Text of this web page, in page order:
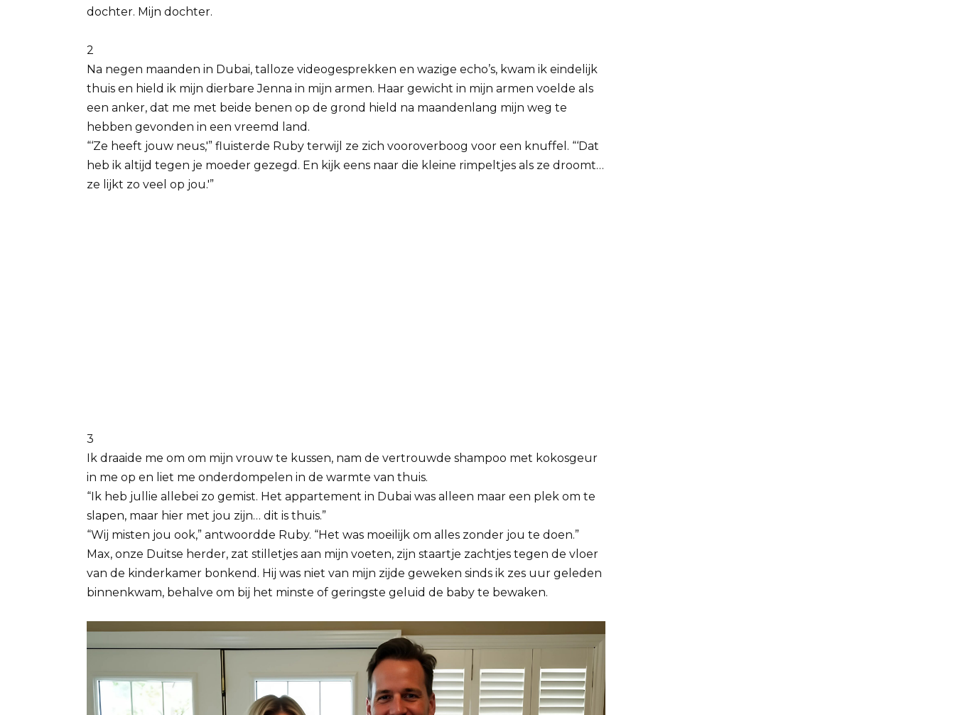
dochter. Mijn dochter.
2
Na negen maanden in Dubai, talloze videogesprekken en wazige echo’s, kwam ik eindelijk
thuis en hield ik mijn dierbare Jenna in mijn armen. Haar gewicht in mijn armen voelde als
een anker, dat me met beide benen op de grond hield na maandenlang mijn weg te
hebben gevonden in een vreemd land.
“‘Ze heeft jouw neus,'” fluisterde Ruby terwijl ze zich vooroverboog voor een knuffel. “‘Dat
heb ik altijd tegen je moeder gezegd. En kijk eens naar die kleine rimpeltjes als ze droomt…
ze lijkt zo veel op jou.'”
3
Ik draaide me om om mijn vrouw te kussen, nam de vertrouwde shampoo met kokosgeur
in me op en liet me onderdompelen in de warmte van thuis.
“Ik heb jullie allebei zo gemist. Het appartement in Dubai was alleen maar een plek om te
slapen, maar hier met jou zijn… dit is thuis.”
“Wij misten jou ook,” antwoordde Ruby. “Het was moeilijk om alles zonder jou te doen.”
Max, onze Duitse herder, zat stilletjes aan mijn voeten, zijn staartje zachtjes tegen de vloer
van de kinderkamer bonkend. Hij was niet van mijn zijde geweken sinds ik zes uur geleden
binnenkwam, behalve om bij het minste of geringste geluid de baby te bewaken.